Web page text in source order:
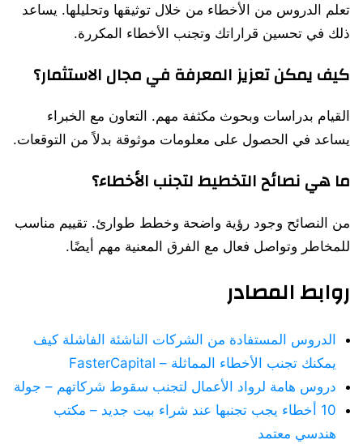
تعلم الدروس من الأخطاء من خلال توثيقها وتحليلها. يساعد
ذلك في تحسين قراراتك وتجنب الأخطاء المكررة.
كيف يمكن تعزيز المعرفة في مجال الاستثمار؟
القيام بدراسات وبحوث مكثفة مهم. التعاون مع الخبراء
يساعد في الحصول على معلومات موثوقة بدلاً من التوقعات.
ما هي نصائح التخطيط لتجنب الأخطاء؟
من النصائح وجود رؤية واضحة وخطط طوارئ. تقييم مناسب
للمخاطر وتواصل فعال مع الفرق المعنية مهم أيضًا.
روابط المصادر
الدروس المستفادة من الشركات الناشئة الفاشلة كيف
يمكنك تجنب الأخطاء المماثلة – FasterCapital
دروس هامة لرواد الأعمال لتجنب سقوط شركاتهم – جولة
10 أخطاء يجب تجنبها عند شراء بيت جديد – مكتب
هندسي معتمد